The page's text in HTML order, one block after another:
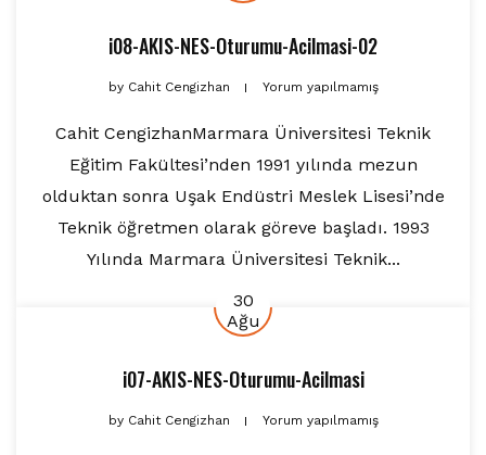
i08-AKIS-NES-Oturumu-Acilmasi-02
byCahit Cengizhan Yorum yapılmamış
Cahit CengizhanMarmara Üniversitesi Teknik
Eğitim Fakültesi’nden 1991 yılında mezun
olduktan sonra Uşak Endüstri Meslek Lisesi’nde
Teknik öğretmen olarak göreve başladı. 1993
Yılında Marmara Üniversitesi Teknik...
30
Ağu
i07-AKIS-NES-Oturumu-Acilmasi
byCahit Cengizhan Yorum yapılmamış